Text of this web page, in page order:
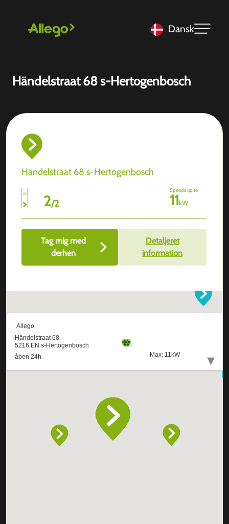
Dansk
Händelstraat 68 s-Hertogenbosch
Händelstraat 68 s-Hertogenbosch
2/2
Speeds up to
11kW
Tag mig med
derhen
Detaljeret
information